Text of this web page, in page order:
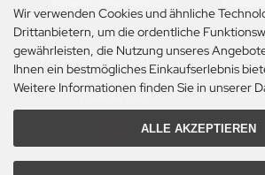
Versandmethoden
Wir verwenden Cookies und ähnliche
Drittanbietern, um die ordentliche
gewährleisten, die Nutzung unseres
Ihnen ein bestmögliches Einkaufserlebnis
Weitere Informationen finden Sie in unserer
ALLE AKZEPTIEREN